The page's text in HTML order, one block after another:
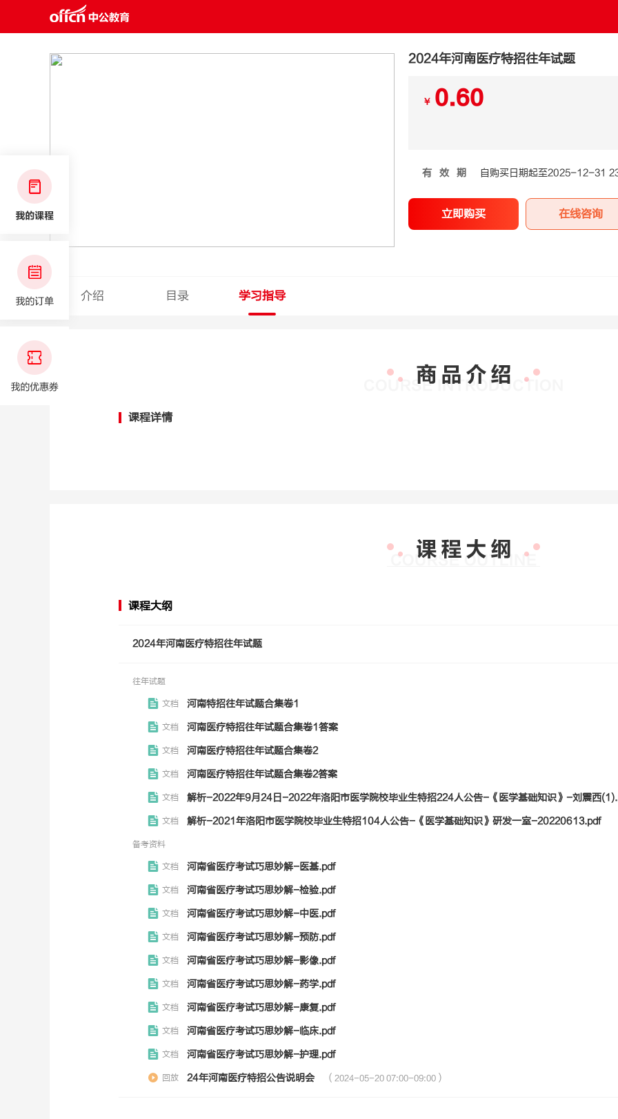
2024年河南医疗特招往年试题
￥ 0.60
有效期 自购买日期起至2025-12-31
立即购买 在线咨询
介绍 目录 学习指导
课程详情
课程大纲
2024年河南医疗特招往年试题
往年试题
文档 河南特招往年试题合集卷1
文档 河南医疗特招往年试题合集卷1答案
文档 河南医疗特招往年试题合集卷2
文档 河南医疗特招往年试题合集卷2答案
文档 解析-2022年9月24日-2022年洛阳市医学院校毕业生特招224人公告-《医学基础知识》-刘震西
文档 解析-2021年洛阳市医学院校毕业生特招104人公告-《医学基础知识》研发一室-20220613.pdf
备考资料
文档 河南省医疗考试巧思妙解-医基.pdf
文档 河南省医疗考试巧思妙解-检验.pdf
文档 河南省医疗考试巧思妙解-中医.pdf
文档 河南省医疗考试巧思妙解-预防.pdf
文档 河南省医疗考试巧思妙解-影像.pdf
文档 河南省医疗考试巧思妙解-药学.pdf
文档 河南省医疗考试巧思妙解-康复.pdf
文档 河南省医疗考试巧思妙解-临床.pdf
文档 河南省医疗考试巧思妙解-护理.pdf
回放 24年河南医疗特招公告说明会 （ 2024-05-20 07:00-09:00 ）